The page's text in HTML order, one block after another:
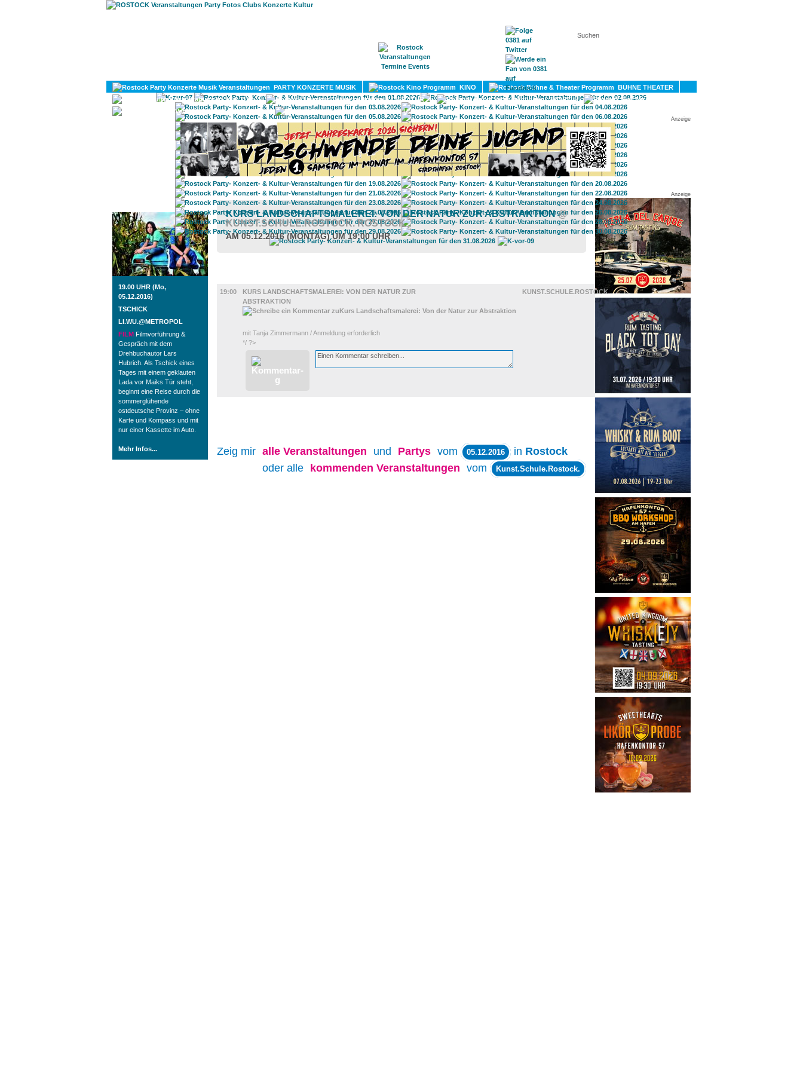
KONTAKT
PARTY KONZERTE MUSIK KINO
BÜHNE THEATER
KULTUR
LITERATUR SPORT
DIVERSES
UMLAND
Anzeige
ROSTOCK TAGESTIPP
19.00 UHR (Mo,
05.12.2016)
TSCHICK
LI.WU.@METROPOL
FILM Filmvorführung &
Gespräch mit dem
Drehbuchautor Lars
Hubrich. Als Tschick eines
Tages mit einem geklauten
Lada vor Maiks Tür steht,
beginnt eine Reise durch die
sommerglühende
ostdeutsche Provinz – ohne
Karte und Kompass und mit
nur einer Kassette im Auto.
Mehr Infos...
Anzeige
KURS LANDSCHAFTSMALEREI: VON DER NATUR ZUR ABSTRAKTION@
KUNST.SCHULE.ROSTOCK. ROSTOCK
AM 05.12.2016 (MONTAG) UM 19:00 UHR
19:00
KURS LANDSCHAFTSMALEREI: VON DER NATUR ZUR
ABSTRAKTION
KUNST.SCHULE.ROSTOCK.
mit Tanja Zimmermann / Anmeldung erforderlich
*/ ?>
Zeig mir alle Veranstaltungen und Partys vom 05.12.2016 in Rostock
oder alle
kommenden Veranstaltungen vom Kunst.Schule.Rostock.